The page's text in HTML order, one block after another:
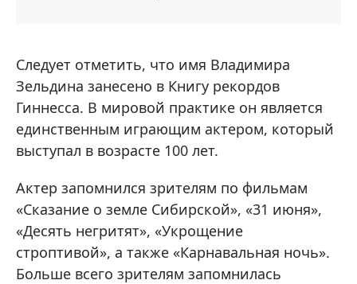
Следует отметить, что имя Владимира
Зельдина занесено в Книгу рекордов
Гиннесса. В мировой практике он является
единственным играющим актером, который
выступал в возрасте 100 лет.
Актер запомнился зрителям по фильмам
«Сказание о земле Сибирской», «31 июня»,
«Десять негритят», «Укрощение
строптивой», а также «Карнавальная ночь».
Больше всего зрителям запомнилась